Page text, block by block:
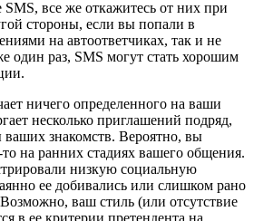
все же откажитесь от них при
стороны, если вы попали в
на автоответчиках, так и не
один раз, SMS могут стать хорошим
ничего определенного на ваши
несколько приглашений подряд,
ваших знакомств. Вероятно, вы
на ранних стадиях вашего общения.
низкую социальную
ее добивались или слишком рано
ваш стиль (или отсутствие
в ее критерии претендента на